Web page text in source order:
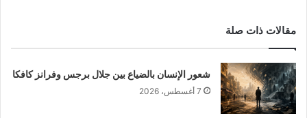
مقالات ذات صلة
شعور الإنسان بالضياع بين جلال برجس وفرانز كافكا
7 أغسطس، 2026